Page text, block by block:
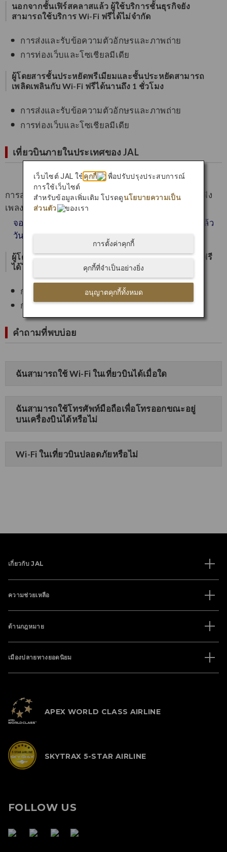
นอกจากชั้นเฟิร์สคลาสแล้ว ผู้ใช้บริการชั้นธุรกิจยัง
สามารถใช้บริการ Wi-Fi ฟรีได้ไม่จำกัด
การส่งและรับข้อความตัวอักษรและภาพถ่าย
การท่องเว็บและโซเชียลมีเดีย
ผู้โดยสารชั้นประหยัดพรีเมียมและชั้นประหยัดสามารถ
เพลิดเพลินกับ Wi-Fi ฟรีได้นานถึง 1 ชั่วโมง
การส่งและรับข้อความตัวอักษรและภาพถ่าย
การท่องเว็บและโซเชียลมีเดีย
เที่ยวบินภายในประเทศของ JAL
การสตรีมในเที่ยวบินไม่จำกัดเพื่อรับชมภาพยนตร์และฟัง
เพลงจากอุปกรณ์ของคุณเองพร้อมใช้งานแล้ว
จองเที่ยวบินภายในประเทศญี่ปุ่นในราคาไม่แพงได้แล้ว
วันนี้
ผู้โดยสารจากทุกชั้นโดยสารสามารถใช้บริการ Wi-Fi ฟรี
ได้ไม่จำกัด
การส่งและรับข้อความตัวอักษรและภาพถ่าย
การท่องเว็บและโซเชียลมีเดีย
คำถามที่พบบ่อย
ฉันสามารถใช้ Wi-Fi ในเที่ยวบินได้เมื่อใด
ฉันสามารถใช้โทรศัพท์มือถือเพื่อโทรออกขณะอยู่
บนเครื่องบินได้หรือไม่
Wi-Fi ในเที่ยวบินปลอดภัยหรือไม่
เกี่ยวกับ JAL
ความช่วยเหลือ
ด้านกฎหมาย
เมืองปลายทางยอดนิยม
APEX WORLD CLASS AIRLINE
SKYTRAX 5-STAR AIRLINE
FOLLOW US
เว็บไซต์ JAL ใช้ คุกกี้
เพื่อปรับปรุงประสบการณ์
การใช้เว็บไซต์
สำหรับข้อมูลเพิ่มเติม โปรดดูนโยบายความเป็น
ส่วนตัว
ของเรา
อนุญาตคุกกี้ทั้งหมด
คุกกี้ที่จำเป็นอย่างยิ่ง
การตั้งค่าคุกกี้